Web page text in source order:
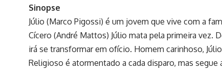
Sinopse
Júlio (Marco Pigossi) é um jovem que vive com a
Cícero (André Mattos) Júlio mata pela primeira vez.
irá se transformar em ofício. Homem carinhoso,
Religioso é atormentado a cada disparo, mas